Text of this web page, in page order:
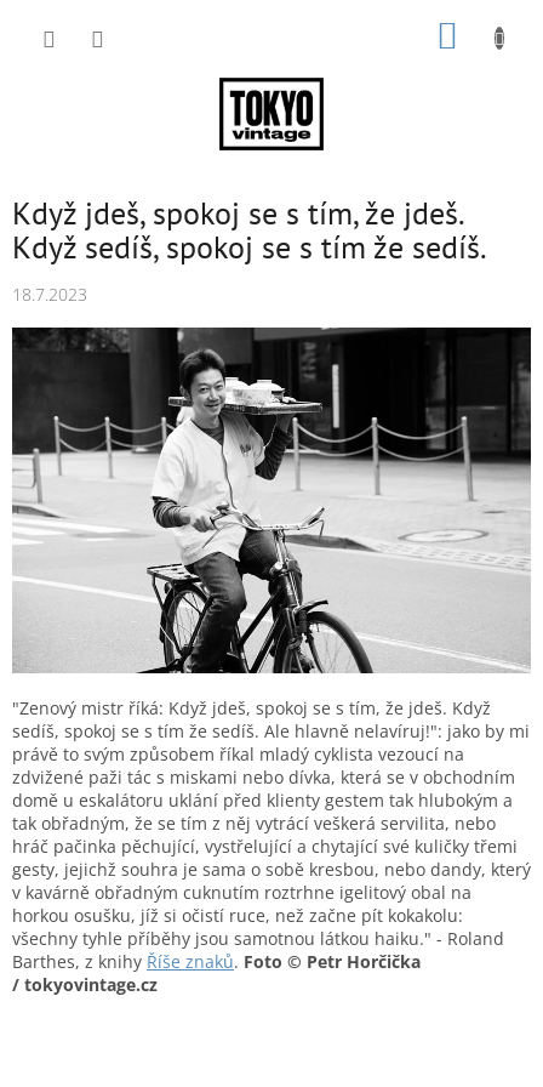
Když jdeš, spokoj se s tím, že jdeš.
Když sedíš, spokoj se s tím že sedíš.
18.7.2023
"Zenový mistr říká: Když jdeš, spokoj se s tím, že jdeš. Když
sedíš, spokoj se s tím že sedíš. Ale hlavně nelavíruj!": jako by mi
právě to svým způsobem říkal mladý cyklista vezoucí na
zdvižené paži tác s miskami nebo dívka, která se v obchodním
domě u eskalátoru uklání před klienty gestem tak hlubokým a
tak obřadným, že se tím z něj vytrácí veškerá servilita, nebo
hráč pačinka pěchující, vystřelující a chytající své kuličky třemi
gesty, jejichž souhra je sama o sobě kresbou, nebo dandy, který
v kavárně obřadným cuknutím roztrhne igelitový obal na
horkou osušku, jíž si očistí ruce, než začne pít kokakolu:
všechny tyhle příběhy jsou samotnou látkou haiku." - Roland
Barthes, z knihy Říše znaků. Foto © Petr Horčička
/ tokyovintage.cz